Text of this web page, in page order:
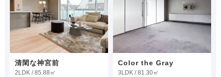
清閑な神宮前
2LDK / 85.88㎡
Color the Gray
3LDK / 81.30㎡